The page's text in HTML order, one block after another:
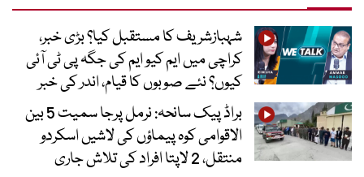
شہبازشریف کا مستقبل کیا؟ بڑی خبر،
کراچی میں ایم کیو ایم کی جگہ پی ٹی آئی
کیوں؟ نئے صوبوں کا قیام، اندر کی خبر
براڈ پیک سانحہ: نرمل پرجا سمیت 5 بین
الاقوامی کوہ پیماؤں کی لاشیں اسکردو
منتقل، 2 لاپتا افراد کی تلاش جاری